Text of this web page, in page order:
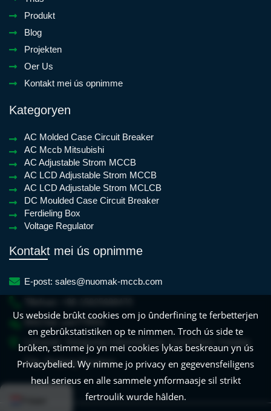
Us webside brûkt cookies om jo ûnderfining te ferbetterjen
en gebrûkstatistiken op te nimmen. Troch ús side te
brûken, stimme jo yn mei cookies lykas beskreaun yn ús
Privacybelied. Wy nimme jo privacy en gegevensfeiligens
heul serieus en alle sammele ynformaasje sil strikt
fertroulik wurde hâlden.
English French Dutch Croatian
Produkt
Blog
Projekten
Oer Us
Kontakt mei ús opnimme
Kategoryen
AC Molded Case Circuit Breaker
AC Mccb Mitsubishi
AC Adjustable Strom MCCB
AC LCD Adjustable Strom MCCB
AC LCD Adjustable Strom MCLCB
DC Moulded Case Circuit Breaker
Ferdieling Box
Voltage Regulator
Kontakt mei ús opnimme
E-post: sales@nuomak-mccb.com
WeChat: yan779931
Lokaasje:
Xiangyang IndustrialZone, LiushiTown, Yueqing
City, Zhejiang Province